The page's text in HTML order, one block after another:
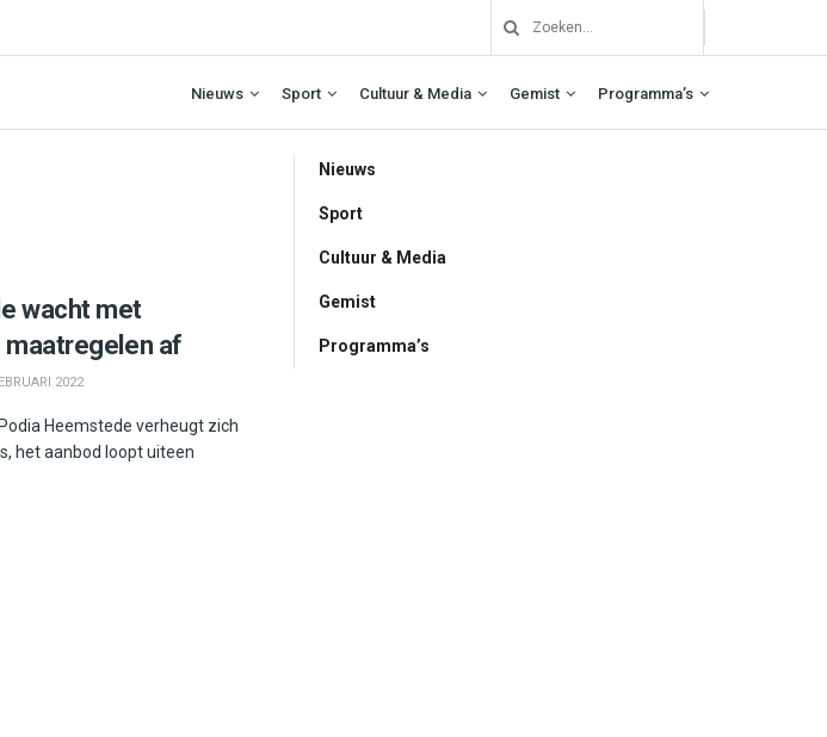
Nieuws Sport Cultuur & Media Gemist Programma’s
wacht met
maatregelen af
2022
Heemstede verheugt zich
het aanbod loopt uiteen
Nieuws
Sport
Cultuur & Media
Gemist
Programma’s